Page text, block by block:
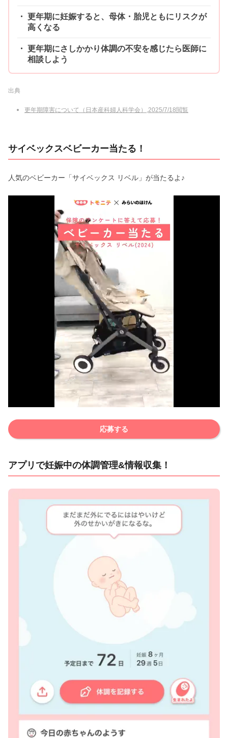
更年期に妊娠すると、母体・胎児ともにリスクが
高くなる
更年期にさしかかり体調の不安を感じたら医師に
相談しよう
出典
更年期障害について（日本産科婦人科学会）,2025/7/18閲覧
サイベックスベビーカー当たる！
人気のベビーカー「サイベックス リベル」が当たるよ♪
応募する
アプリで妊娠中の体調管理&情報収集！